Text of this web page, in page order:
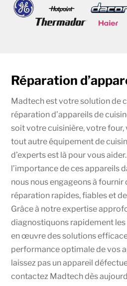
Réparation
Madtech est votre solution de
réparation d’appareils de
soit votre cuisinière, votre
tout autre équipement de
d’experts est là pour vous
l’importance de ces appareils
nous nous engageons à fournir
réparation rapides, fiables et
Grâce à notre expertise
diagnostiquons rapidement
en œuvre des solutions
performance optimale de vos
laissez pas un appareil
contactez Madtech dès